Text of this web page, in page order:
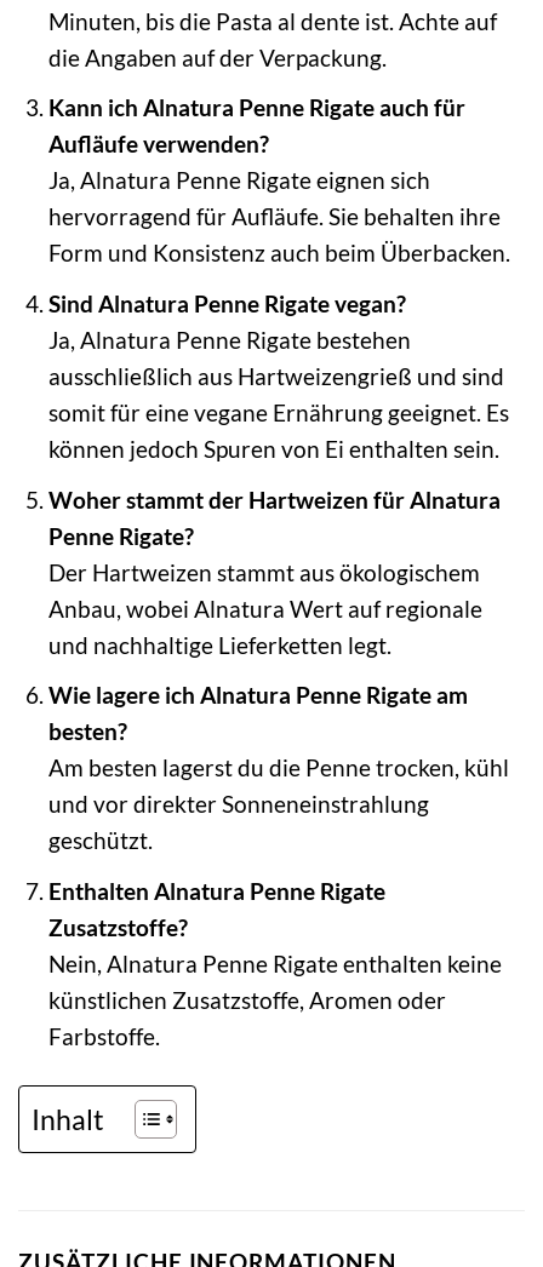
Minuten, bis die Pasta al dente ist. Achte auf
die Angaben auf der Verpackung.
Kann ich Alnatura Penne Rigate auch für
Aufläufe verwenden?
Ja, Alnatura Penne Rigate eignen sich
hervorragend für Aufläufe. Sie behalten ihre
Form und Konsistenz auch beim Überbacken.
Sind Alnatura Penne Rigate vegan?
Ja, Alnatura Penne Rigate bestehen
ausschließlich aus Hartweizengrieß und sind
somit für eine vegane Ernährung geeignet. Es
können jedoch Spuren von Ei enthalten sein.
Woher stammt der Hartweizen für Alnatura
Penne Rigate?
Der Hartweizen stammt aus ökologischem
Anbau, wobei Alnatura Wert auf regionale
und nachhaltige Lieferketten legt.
Wie lagere ich Alnatura Penne Rigate am
besten?
Am besten lagerst du die Penne trocken, kühl
und vor direkter Sonneneinstrahlung
geschützt.
Enthalten Alnatura Penne Rigate
Zusatzstoffe?
Nein, Alnatura Penne Rigate enthalten keine
künstlichen Zusatzstoffe, Aromen oder
Farbstoffe.
Inhalt